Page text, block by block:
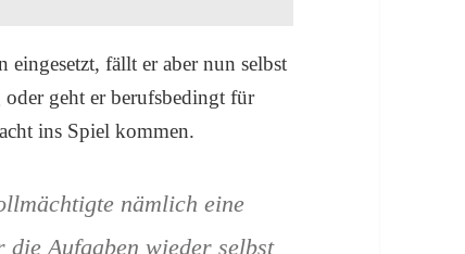
eingesetzt, fällt er aber nun selbst
geht er berufsbedingt für
ins Spiel kommen.
nämlich eine
Aufgaben wieder selbst